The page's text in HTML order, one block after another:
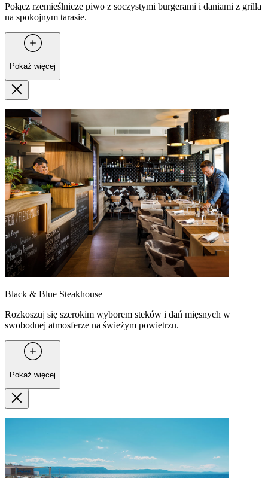
Połącz rzemieślnicze piwo z soczystymi burgerami i daniami z grilla
na spokojnym tarasie.
Pokaż więcej
Black & Blue Steakhouse
Rozkoszuj się szerokim wyborem steków i dań mięsnych w
swobodnej atmosferze na świeżym powietrzu.
Pokaż więcej